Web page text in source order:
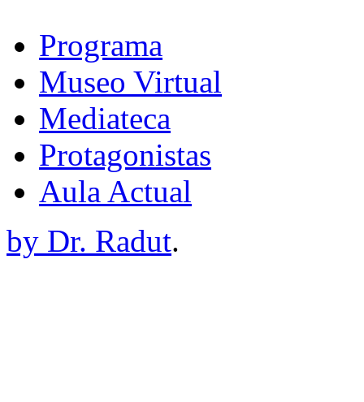
Programa
Museo Virtual
Mediateca
Protagonistas
Aula Actual
by Dr. Radut.